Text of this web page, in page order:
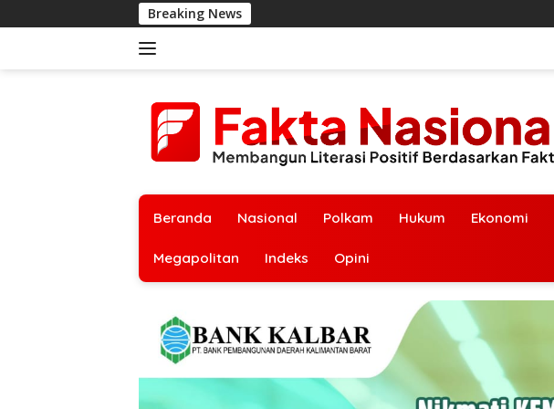
ke
Breaking News
Beranda Nasional Polkam Hukum Ekonomi
Megapolitan Indeks Opini